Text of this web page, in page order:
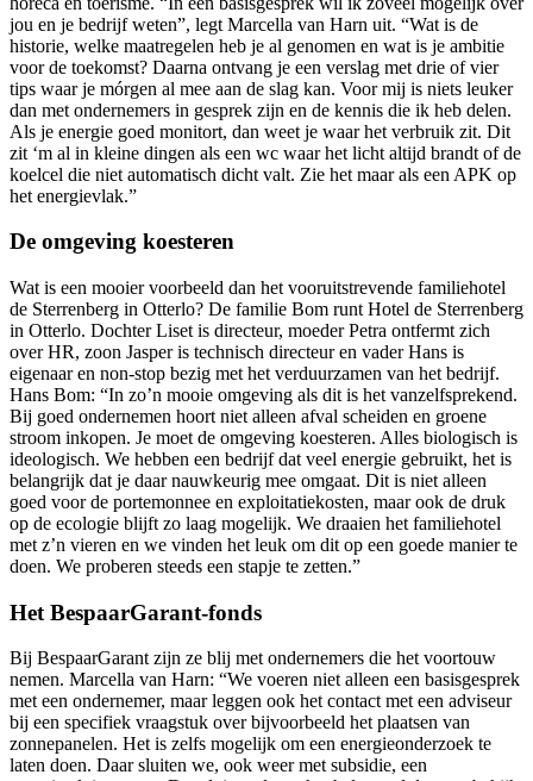
jou en je bedrijf weten”, legt Marcella van Harn uit. “Wat is de
historie, welke maatregelen heb je al genomen en wat is je ambitie
voor de toekomst? Daarna ontvang je een verslag met drie of vier
tips waar je mórgen al mee aan de slag kan. Voor mij is niets leuker
dan met ondernemers in gesprek zijn en de kennis die ik heb delen.
Als je energie goed monitort, dan weet je waar het verbruik zit. Dit
zit ‘m al in kleine dingen als een wc waar het licht altijd brandt of de
koelcel die niet automatisch dicht valt. Zie het maar als een APK op
het energievlak.”
De omgeving koesteren
Wat is een mooier voorbeeld dan het vooruitstrevende familiehotel
de Sterrenberg in Otterlo? De familie Bom runt Hotel de Sterrenberg
in Otterlo. Dochter Liset is directeur, moeder Petra ontfermt zich
over HR, zoon Jasper is technisch directeur en vader Hans is
eigenaar en non-stop bezig met het verduurzamen van het bedrijf.
Hans Bom: “In zo’n mooie omgeving als dit is het vanzelfsprekend.
Bij goed ondernemen hoort niet alleen afval scheiden en groene
stroom inkopen. Je moet de omgeving koesteren. Alles biologisch is
ideologisch. We hebben een bedrijf dat veel energie gebruikt, het is
belangrijk dat je daar nauwkeurig mee omgaat. Dit is niet alleen
goed voor de portemonnee en exploitatiekosten, maar ook de druk
op de ecologie blijft zo laag mogelijk. We draaien het familiehotel
met z’n vieren en we vinden het leuk om dit op een goede manier te
doen. We proberen steeds een stapje te zetten.”
Het BespaarGarant-fonds
Bij BespaarGarant zijn ze blij met ondernemers die het voortouw
nemen. Marcella van Harn: “We voeren niet alleen een basisgesprek
met een ondernemer, maar leggen ook het contact met een adviseur
bij een specifiek vraagstuk over bijvoorbeeld het plaatsen van
zonnepanelen. Het is zelfs mogelijk om een energieonderzoek te
laten doen. Daar sluiten we, ook weer met subsidie, een